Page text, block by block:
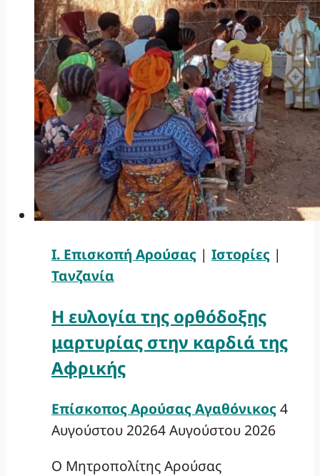
Ι. Επισκοπή Αρούσας | Ιστορίες |
Τανζανία
Η ευλογία της ορθόδοξης
μαρτυρίας στην καρδιά της
Αφρικής
Επίσκοπος Αρούσας Αγαθόνικος4
Αυγούστου 20264 Αυγούστου 2026
Ο Μητροπολίτης Αρούσας